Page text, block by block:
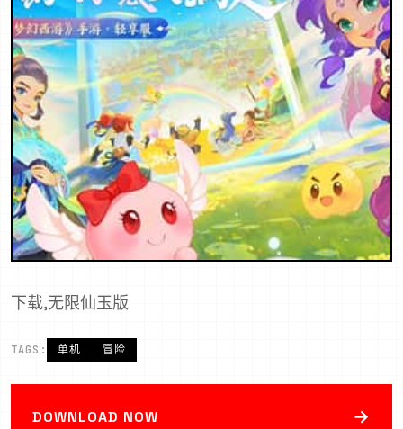
下载,无限仙玉版
TAGS: 单机 冒险
DOWNLOAD NOW →